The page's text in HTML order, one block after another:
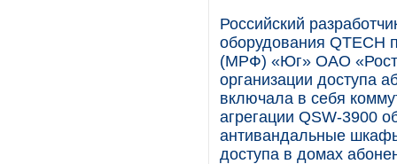
Российский
оборудования QTECH
(МРФ) «Юг» ОАО
организации доступа
включала в себя
агрегации QSW-3900
антивандальные
доступа в домах